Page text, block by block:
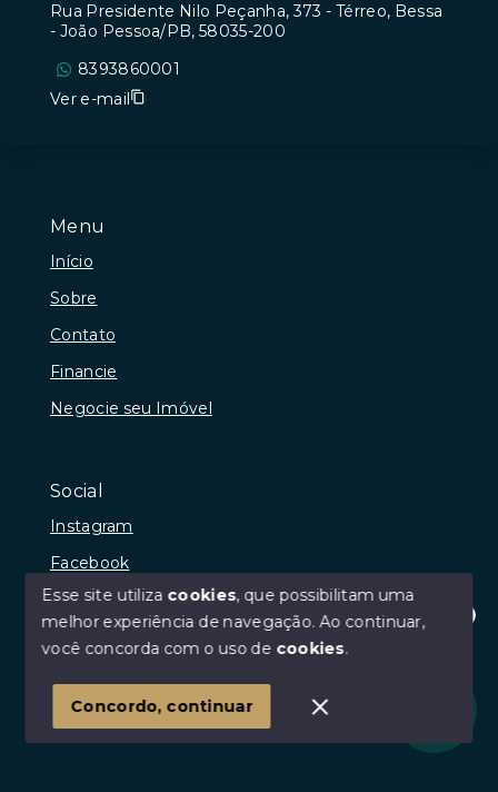
Olá! Estamos disponíveis para te ajudar.
Menu
Início
Sobre
Contato
Financie
Negocie seu Imóvel
Social
Instagram
Facebook
© Copyright 2026 - Josibel Bonifácio Araújo da Paz -
SITE PARA IMOBILIARIA
Rua Presidente Nilo Peçanha, 373 - Térreo, Bessa
- João Pessoa/PB, 58035-200
8393860001
Ver e-mail
Esse site utiliza cookies, que possibilitam uma
melhor experiência de navegação.Ao continuar,
você concorda com o uso de cookies.
Concordo, continuar